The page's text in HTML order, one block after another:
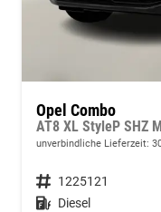
Opel Combo
AT8 XL StyleP SHZ
unverbindliche Lieferzeit:
Fahrzeugnummer 1225121
Kraftstoff Diesel